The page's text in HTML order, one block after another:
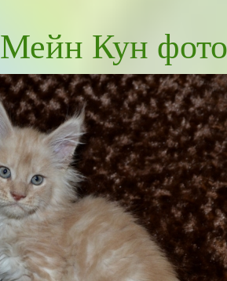
Мейн Кун